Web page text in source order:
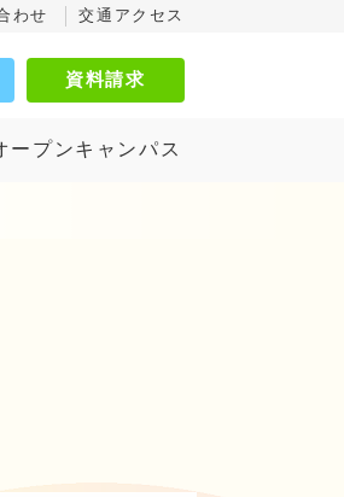
わせ 交通アクセス
資料請求
ープンキャンパス